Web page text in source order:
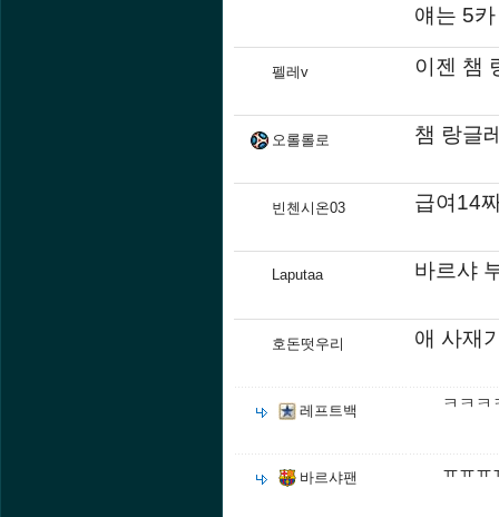
얘는 5
펠레v 이젠 챔
오롤롤로 챔 랑글
빈첸시온03 급여14
Laputaa 바르샤
호돈떳우리 애 사재
레프트백 ㅋㅋㅋ
바르샤팬 ㅠㅠㅠ